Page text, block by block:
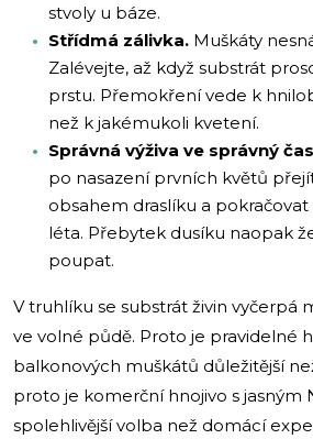
stvoly u báze.
Střídmá zálivka. Muškáty
Zalévejte, až když substrát
prstu. Přemokření vede k
než k jakémukoli kvetení.
Správná výživa ve správný
po nasazení prvních květů
obsahem draslíku a
léta. Přebytek dusíku naopak
poupat.
V truhlíku se substrát živin vyčerpá
ve volné půdě. Proto je pravidelné
balkonových muškátů důležitější
proto je komerční hnojivo s jasným
spolehlivější volba než domácí